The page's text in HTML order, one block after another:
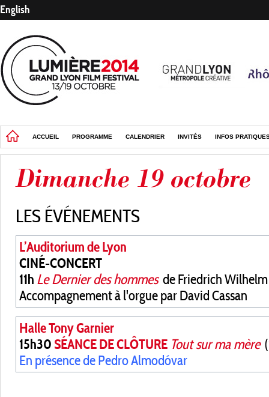
English
ACCUEIL PROGRAMME CALENDRIER INVITÉS INFOS
Dimanche 19 octobre
LES ÉVÉNEMENTS
L’Auditorium de Lyon
CINÉ-CONCERT
11h Le Dernier des hommesde Friedrich
Accompagnement à l'orgue par David Cassan
Halle Tony Garnier
15h30 SÉANCE DE CLÔTURE Tout sur ma mère
En présence de Pedro Almodóvar